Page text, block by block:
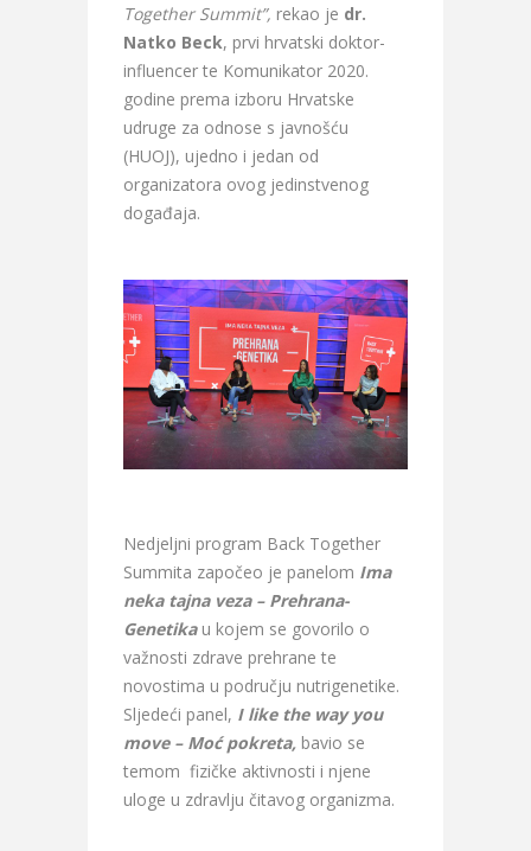
Together Summit”, rekao je dr.
Natko Beck, prvi hrvatski doktor-
influencer te Komunikator 2020.
godine prema izboru Hrvatske
udruge za odnose s javnošću
(HUOJ), ujedno i jedan od
organizatora ovog jedinstvenog
događaja.
Nedjeljni program Back Together
Summita započeo je panelom Ima
neka tajna veza – Prehrana-
Genetikau kojem se govorilo o
važnosti zdrave prehrane te
novostima u području nutrigenetike.
Sljedeći panel, I like the way you
move – Moć pokreta, bavio se
temom fizičke aktivnosti i njene
uloge u zdravlju čitavog organizma.